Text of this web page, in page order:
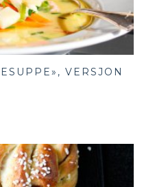
VERSJON